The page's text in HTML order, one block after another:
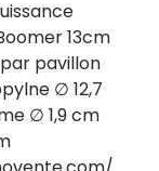
13cm
pavillon
∅ 12,7
∅ 1,9 cm